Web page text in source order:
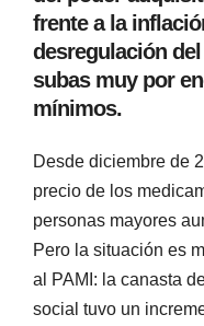
frente a la
desregulación
subas muy por
mínimos.
Desde diciembre de
precio de los
personas mayores
Pero la situación es
al PAMI: la canasta
social tuvo un